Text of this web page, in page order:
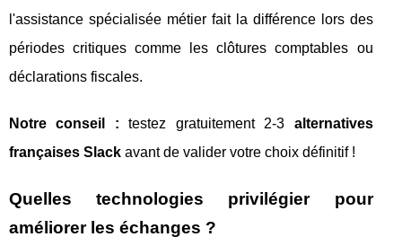
l'assistance spécialisée métier fait la différence lors des
périodes critiques comme les clôtures comptables ou
déclarations fiscales.
Notre conseil : testez gratuitement 2-3 alternatives
françaises Slack avant de valider votre choix définitif !
Quelles technologies privilégier pour
améliorer les échanges ?